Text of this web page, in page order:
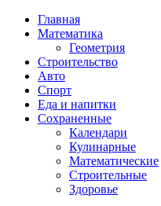
Главная
Математика
Геометрия
Строительство
Авто
Спорт
Еда и напитки
Сохраненные
Календари
Кулинарные
Математические
Строительные
Здоровье